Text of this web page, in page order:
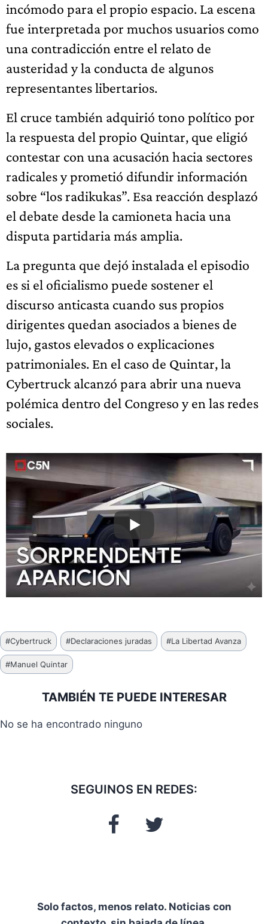
incómodo para el propio espacio. La escena
fue interpretada por muchos usuarios como
una contradicción entre el relato de
austeridad y la conducta de algunos
representantes libertarios.
El cruce también adquirió tono político por
la respuesta del propio Quintar, que eligió
contestar con una acusación hacia sectores
radicales y prometió difundir información
sobre “los radikukas”. Esa reacción desplazó
el debate desde la camioneta hacia una
disputa partidaria más amplia.
La pregunta que dejó instalada el episodio
es si el oficialismo puede sostener el
discurso anticasta cuando sus propios
dirigentes quedan asociados a bienes de
lujo, gastos elevados o explicaciones
patrimoniales. En el caso de Quintar, la
Cybertruck alcanzó para abrir una nueva
polémica dentro del Congreso y en las redes
sociales.
Etiquetas
de
la
#Cybertruck #Declaraciones juradas #La Libertad Avanza
#Manuel Quintar
TAMBIÉN TE PUEDE INTERESAR
No se ha encontrado ninguno
SEGUINOS EN REDES:
Solo factos, menos relato. Noticias con